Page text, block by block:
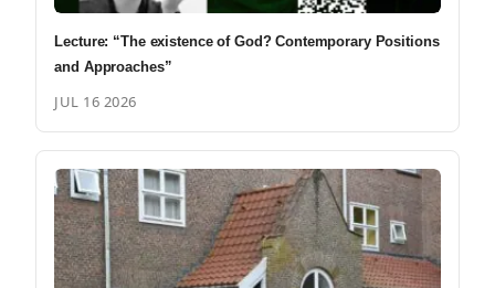
Lecture: “The existence of God? Contemporary Positions
and Approaches”
JUL 16 2026